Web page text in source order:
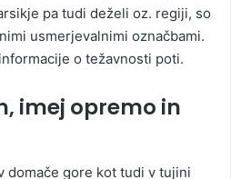
pa tudi deželi oz. regiji, so
usmerjevalnimi označbami.
o težavnosti poti.
imej opremo in
domače gore kot tudi v tujini